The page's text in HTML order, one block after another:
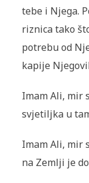
tebe i Njega.
riznica tako
potrebu od
kapije
Imam Ali, mir
svjetiljka u
Imam Ali, mir
na Zemlji je